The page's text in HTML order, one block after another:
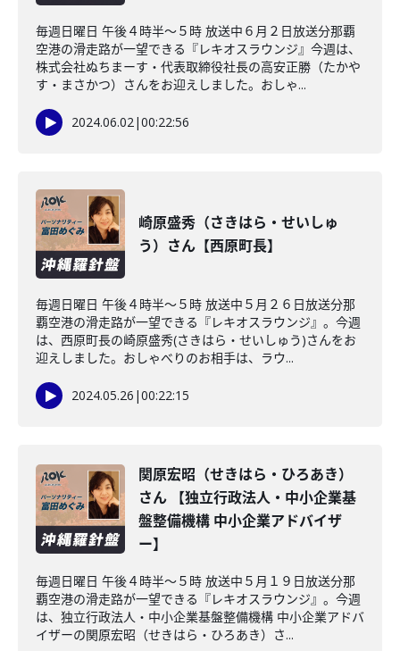
毎週日曜日 午後４時半～５時 放送中６月２日放送分那覇
空港の滑走路が一望できる『レキオスラウンジ』今週は、
株式会社ぬちまーす・代表取締役社長の高安正勝（たかや
す・まさかつ）さんをお迎えしました。おしゃ...
2024.06.02|00:22:56
崎原盛秀（さきはら・せいしゅ
う）さん【西原町長】
毎週日曜日 午後４時半～５時 放送中５月２６日放送分那
覇空港の滑走路が一望できる『レキオスラウンジ』。今週
は、西原町長の崎原盛秀(さきはら・せいしゅう)さんをお
迎えしました。おしゃべりのお相手は、ラウ...
2024.05.26 |00:22:15
関原宏昭（せきはら・ひろあき）
さん 【独立行政法人・中小企業基
盤整備機構 中小企業アドバイザ
ー】
毎週日曜日 午後４時半～５時 放送中５月１９日放送分那
覇空港の滑走路が一望できる『レキオスラウンジ』。今週
は、独立行政法人・中小企業基盤整備機構 中小企業アドバ
イザーの関原宏昭（せきはら・ひろあき）さ...